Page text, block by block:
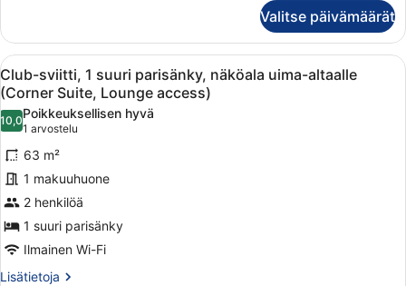
kuvat
2
yhden
hengen
sänkyä,
tupakointi
kielletty,
jokinäköala
(Lounge
Valitse päivämäärät
Avaa
kaikki
huonetyypin
Club-
sviitti,
1
suuri
parisänky,
näköala
uima-
altaalle
Hotellihuone, jossa on suuri
10
Club-sviitti, 1 suuri parisänky, näköala uima-altaalle
(Corner Suite, Lounge access)
10,010,0 kautta 10
Poikkeuksellisen hyvä
1 arvostelu
(1
arvostelu)
63 m²
1 makuuhuone
2 henkilöä
1 suuri parisänky
Ilmainen Wi-Fi
Lisätietoja
Lisätietoja